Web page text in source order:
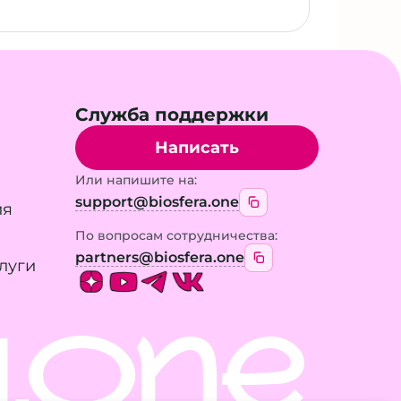
Служба поддержки
Написать
Или напишите на:
support@biosfera.one
По вопросам сотрудничества:
partners@biosfera.one